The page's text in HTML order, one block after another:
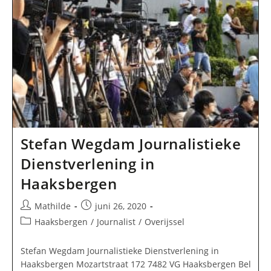
Stefan Wegdam Journalistieke
Dienstverlening in
Haaksbergen
Bericht
auteur:
Mathilde
Bericht
gepubliceerd
juni 26, 2020
Berichtcategorie:
Haaksbergen / Journalist / Overijssel
Stefan Wegdam Journalistieke Dienstverlening in
Haaksbergen Mozartstraat 172 7482 VG Haaksbergen Bel